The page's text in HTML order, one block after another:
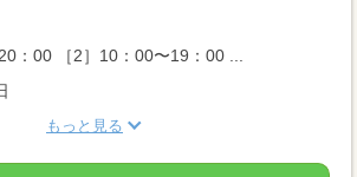
：00 ［2］10：00〜19：00 ...
もっと見る